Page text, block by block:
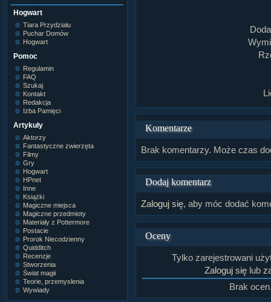
Hogwart
Tiara Przydziału
Puchar Domów
Hogwart
Pomoc
Regulamin
FAQ
Szukaj
Kontakt
Redakcja
Izba Pamięci
Artykuły
Aktorzy
Fantastyczne zwierzęta
Filmy
Gry
Hogwart
HPnet
Inne
Książki
Magiczne miejsca
Magiczne przedmioty
Materiały z Pottermore
Postacie
Prorok Niecodzienny
Quidditch
Recenzje
Stworzenia
Świat magii
Teorie, przemyslenia
Wywiady
Komentarze
Brak komentarzy. Może czas
Dodaj komentarz
Zaloguj się, aby móc dodać
Oceny
Tylko zarejestrowani
Zaloguj się lub
Brak